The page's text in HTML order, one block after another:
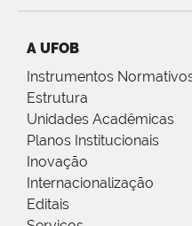
A UFOB
Instrumentos
Estrutura
Unidades Acadêmicas
Planos Institucionais
Inovação
Internacionalização
Editais